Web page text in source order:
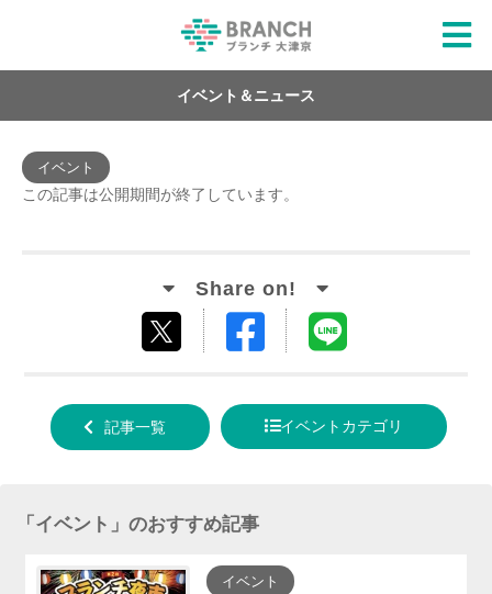
イベント＆ニュース
イベント
この記事は公開期間が終了しています。
する
Facebook
る
記事一覧 イベントカテゴリ
「イベント 」のおすすめ記事
イベント